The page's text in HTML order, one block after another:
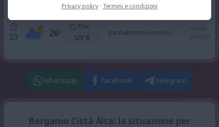
23 26°
79%
UV 0
parzialmente nuvoloso
niente
pioggia
whatsapp facebook telegram
Bergamo Città Alta: la situazione per
Privacy policy · Termini e condizioni